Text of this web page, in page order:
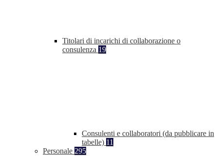
Titolari di incarichi di collaborazione o
consulenza 19
Consulenti e collaboratori (da pubblicare in
tabelle) 11
Personale 295